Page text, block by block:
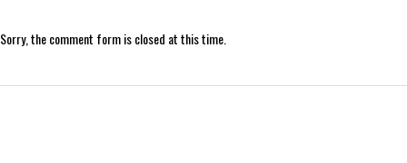
Sorry, the comment form is closed at this time.